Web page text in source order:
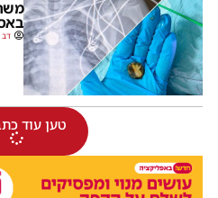
באסון: בן
דב
טען עוד